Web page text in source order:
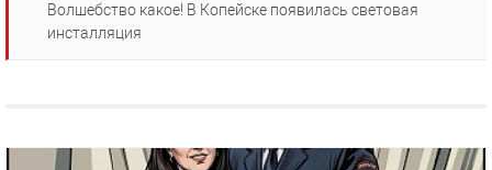
Волшебство какое! В Копейске появилась световая
инсталляция